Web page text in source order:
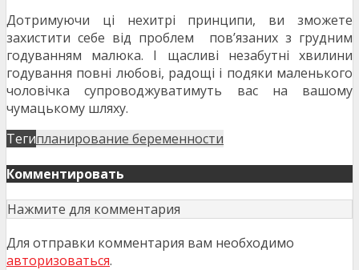
Дотримуючи ці нехитрі принципи, ви зможете
захистити себе від проблем пов’язаних з грудним
годуванням малюка. І щасливі незабутні хвилини
годування повні любові, радощі і подяки маленького
чоловічка супроводжуватимуть вас на вашому
чумацькому шляху.
Тегипланирование беременности
Комментировать
Нажмите для комментария
Для отправки комментария вам необходимо
авторизоваться.